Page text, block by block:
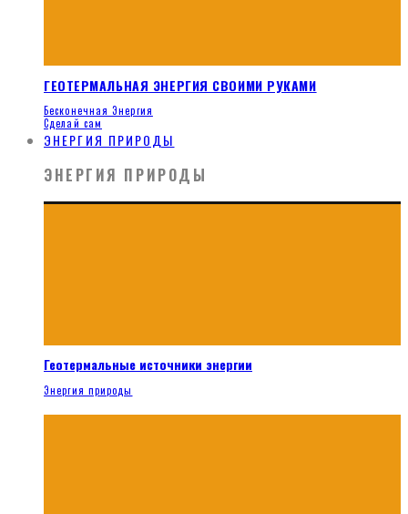
ГЕОТЕРМАЛЬНАЯ ЭНЕРГИЯ СВОИМИ РУКАМИ
Бесконечная Энергия
Сделай сам
ЭНЕРГИЯ ПРИРОДЫ
ЭНЕРГИЯ ПРИРОДЫ
Геотермальные источники энергии
Энергия природы